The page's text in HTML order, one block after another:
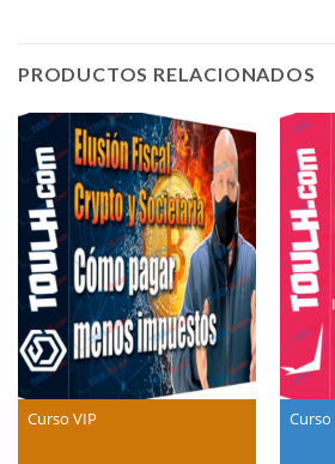
PRODUCTOS RELACIONADOS
Curso VIP